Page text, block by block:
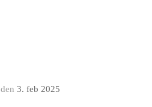
den 3. feb 2025